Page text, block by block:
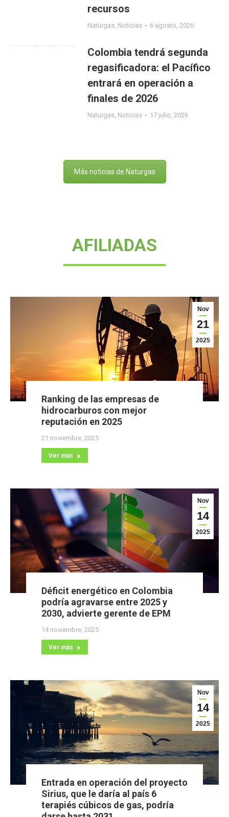
recursos
Naturgas, Noticias 6 agosto, 2026
Colombia tendrá segunda
regasificadora: el Pacífico
entrará en operación a
finales de 2026
Naturgas, Noticias 17 julio, 2026
Más noticias de Naturgas
AFILIADAS
Nov
21
2025
Ranking de las empresas de
hidrocarburos con mejor
reputación en 2025
21 noviembre, 2025
Ver más
Nov
14
2025
Déficit energético en Colombia
podría agravarse entre 2025 y
2030, advierte gerente de EPM
14 noviembre, 2025
Ver más
Nov
14
2025
Entrada en operación del proyecto
Sirius, que le daría al país 6
terapiés cúbicos de gas, podría